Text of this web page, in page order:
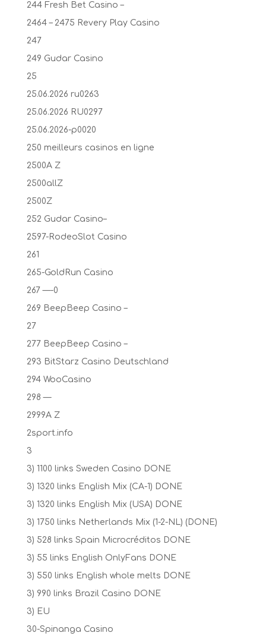
244 Fresh Bet Casino –
2464 – 2475 Revery Play Casino
247
249 Gudar Casino
25
25.06.2026 ru0263
25.06.2026 RU0297
25.06.2026-p0020
250 meilleurs casinos en ligne
2500A Z
2500allZ
2500Z
252 Gudar Casino–
2597-RodeoSlot Casino
261
265-GoldRun Casino
267 —-0
269 BeepBeep Casino –
27
277 BeepBeep Casino –
293 BitStarz Casino Deutschland
294 WooCasino
298 —
2999A Z
2sport.info
3
3) 1100 links Sweden Casino DONE
3) 1320 links English Mix (CA-1) DONE
3) 1320 links English Mix (USA) DONE
3) 1750 links Netherlands Mix (1-2-NL) (DONE)
3) 528 links Spain Microcréditos DONE
3) 55 links English OnlyFans DONE
3) 550 links English whole melts DONE
3) 990 links Brazil Casino DONE
3) EU
30-Spinanga Casino